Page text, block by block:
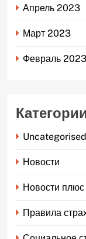
Апрель 2023
Март 2023
Февраль 2023
Категории
Uncategorised
Новости
Новости плюс
Правила